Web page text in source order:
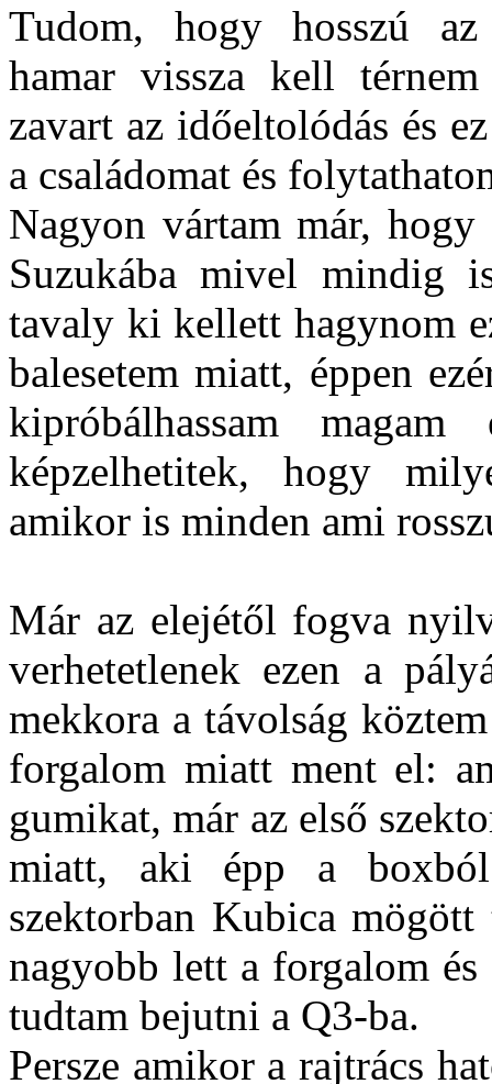
Tudom, hogy hosszú
hamar vissza kell
zavart az időeltolódás és
a családomat és
Nagyon vártam már, hogy
Suzukába mivel mindig
tavaly ki kellett hagynom
balesetem miatt, éppen
kipróbálhassam
képzelhetitek, hogy
amikor is minden ami
Már az elejétől fogva
verhetetlenek ezen a
mekkora a távolság
forgalom miatt ment el:
gumikat, már az első
miatt, aki épp a
szektorban Kubica
nagyobb lett a forgalom
tudtam bejutni a Q3-ba.
Persze amikor a rajtrács